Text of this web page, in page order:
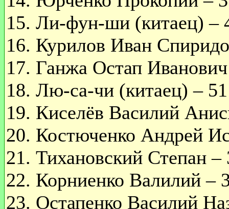
15. Ли-фун-ши (китаец) –
16. Курилов Иван
17. Ганжа Остап
18. Лю-са-чи (китаец) –
19. Киселёв Василий
20. Костюченко Андрей
21. Тихановский Степан –
22. Корниенко Валилий –
23. Остапенко Василий